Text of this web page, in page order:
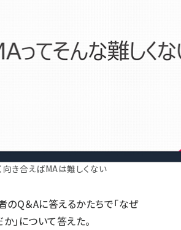
向き合えばMAは難しくない
Q＆Aに答えるかたちで「なぜ
」について答えた。